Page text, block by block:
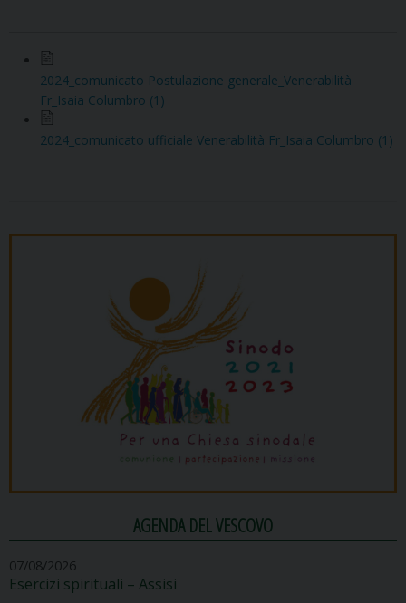
2024_comunicato Postulazione generale_Venerabilità
Fr_Isaia Columbro (1)
2024_comunicato ufficiale Venerabilità Fr_Isaia Columbro (1)
AGENDA DEL VESCOVO
07/08/2026
Esercizi spirituali – Assisi